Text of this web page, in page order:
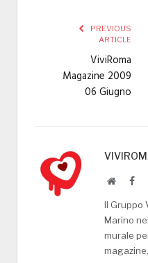
PREVIOUS
ARTICLE
ViviRoma
Magazine 2009
06 Giugno
Website
Il Gruppo
Marino
murale